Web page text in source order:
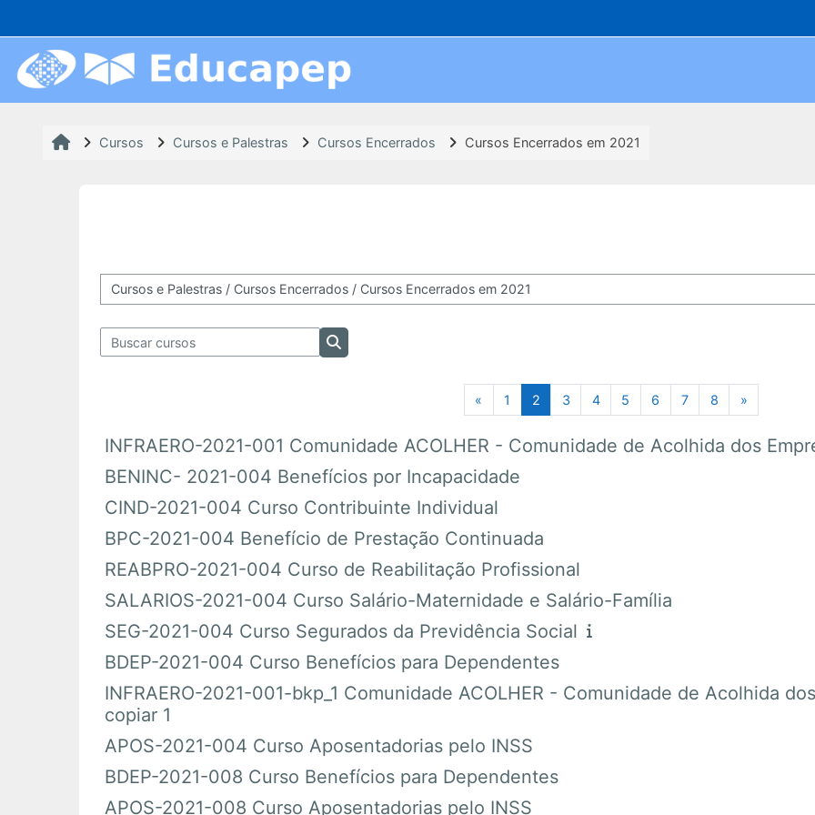
Acesso rápido
Inscrições Abertas
Encerrados
Espaço das Superintendências
Trilhas de Aprendizagem
Ações Extracurriculares
Palestras
Próximas
Cursos Cursos e Palestras Cursos Encerrados Cursos Encerrados em 2021
Categorias de Cursos
Buscar cursos
Buscar cursos
« Página anterior
1 Página 1
2 Página 2
3Página 3
4Página 4
5 Página 5
6 Página 6
7Página 7
8Página 8
»Próxima
INFRAERO-2021-001 Comunidade ACOLHER - Comunidade de Acolhida dos
BENINC- 2021-004 Benefícios por Incapacidade
CIND-2021-004 Curso Contribuinte Individual
BPC-2021-004 Benefício de Prestação Continuada
REABPRO-2021-004 Curso de Reabilitação Profissional
SALARIOS-2021-004 Curso Salário-Maternidade e Salário-Família
SEG-2021-004 Curso Segurados da Previdência Social
BDEP-2021-004 Curso Benefícios para Dependentes
INFRAERO-2021-001-bkp_1 Comunidade ACOLHER - Comunidade de Acolhida
copiar 1
APOS-2021-004 Curso Aposentadorias pelo INSS
BDEP-2021-008 Curso Benefícios para Dependentes
APOS-2021-008 Curso Aposentadorias pelo INSS